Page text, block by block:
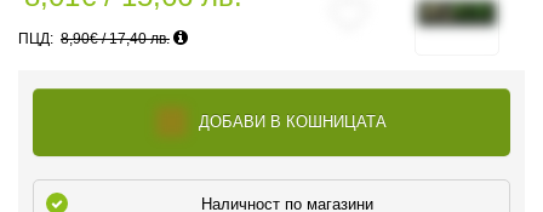
8,90€ / 17,40 лв.
ДОБАВИ В КОШНИЦАТА
Наличност по магазини